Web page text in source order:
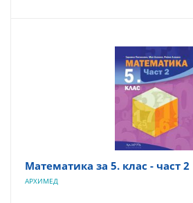
Математика за 5. клас - част 2
АРХИМЕД